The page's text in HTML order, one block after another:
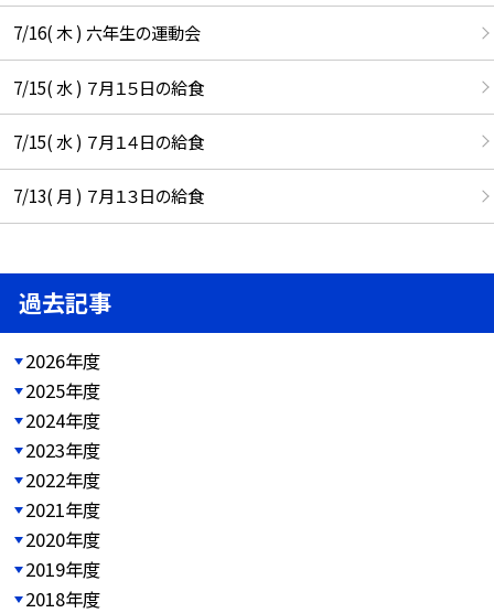
7/16( 木 ) 六年生の運動会
7/15( 水 ) ７月１５日の給食
7/15( 水 ) ７月１４日の給食
7/13( 月 ) ７月１３日の給食
過去記事
2026年度
2025年度
2024年度
2023年度
2022年度
2021年度
2020年度
2019年度
2018年度